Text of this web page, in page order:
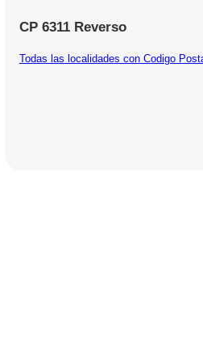
CP 6311 Reverso
Todas las localidades con Codigo